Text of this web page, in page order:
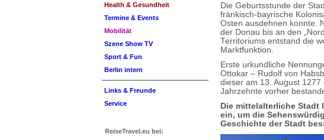
Die Geburtsstunde der
fränkisch-bayrische
Osten ausdehnen konnte.
der Donau bis an den
Territoriums entstand die
Marktfunktion.
Erste urkundliche
Ottokar – Rudolf von
dieser am 13. August
Jahrzehnte vorher
Die mittelalterliche Stadt
ein, um die
Geschichte der Stadt
Health & Gesundheit
Termine & Events
Mobilität
Szene Show TV
Sport & Fun
Berlin intern
Links & Freunde
Service
ReiseTravel.eu bei: